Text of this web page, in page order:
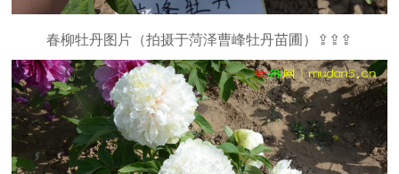
春柳牡丹图片（拍摄于菏泽曹峰牡丹苗圃）⇪⇪⇪